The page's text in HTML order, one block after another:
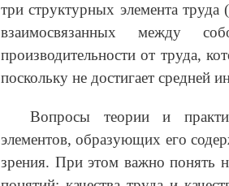
три структурных элемента труда
взаимосвязанных между
производительности от труда,
поскольку не достигает средней
Вопросы теории и
элементов, образующих его
зрения. При этом важно понять